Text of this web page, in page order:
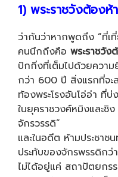
1) พระราชวังต้อง
ว่ากันว่าหากพูดถึง “ที่เ
คนนึกถึงคือ พระราชวั
ปักกิ่งที่เต็มไปด้วยความ
กว่า 600 ปี สิ่งแรกที่จะ
ท้องพระโรงอันโอ่อ่า ที่บ่
ในยุคราชวงศ์หมิงและชิ
จักรวรรดิ”
และในอดีต ห้ามประชาช
ประทับของจักรพรรดิก
ไม่ได้อยู่แค่ สถาปัตยกร